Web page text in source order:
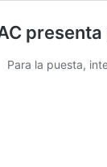
Para la puesta,